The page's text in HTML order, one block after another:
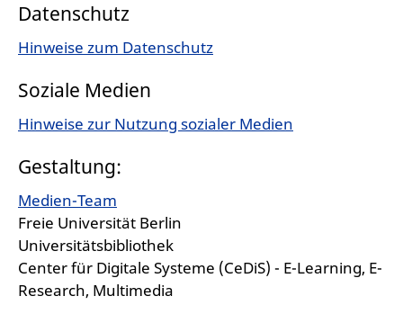
Datenschutz
Hinweise zum Datenschutz
Soziale Medien
Hinweise zur Nutzung sozialer Medien
Gestaltung:
Medien-Team
Freie Universität Berlin
Universitätsbibliothek
Center für Digitale Systeme (CeDiS) - E-Learning, E-
Research, Multimedia